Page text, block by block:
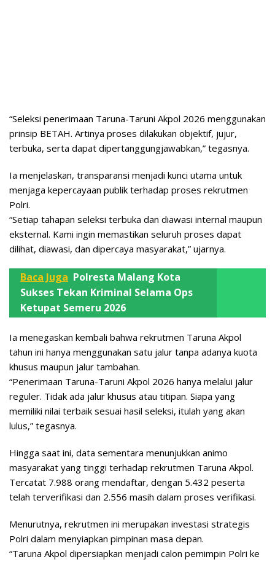
“Seleksi penerimaan Taruna-Taruni Akpol 2026 menggunakan
prinsip BETAH. Artinya proses dilakukan objektif, jujur,
terbuka, serta dapat dipertanggungjawabkan,” tegasnya.
Ia menjelaskan, transparansi menjadi kunci utama untuk
menjaga kepercayaan publik terhadap proses rekrutmen
Polri.
“Setiap tahapan seleksi terbuka dan diawasi internal maupun
eksternal. Kami ingin memastikan seluruh proses dapat
dilihat, diawasi, dan dipercaya masyarakat,” ujarnya.
Baca Juga Polresta Malang Kota
Sukses Tekan Kriminal Selama Ops
Ketupat Semeru 2026
Ia menegaskan kembali bahwa rekrutmen Taruna Akpol
tahun ini hanya menggunakan satu jalur tanpa adanya kuota
khusus maupun jalur tambahan.
“Penerimaan Taruna-Taruni Akpol 2026 hanya melalui jalur
reguler. Tidak ada jalur khusus atau titipan. Siapa yang
memiliki nilai terbaik sesuai hasil seleksi, itulah yang akan
lulus,” tegasnya.
Hingga saat ini, data sementara menunjukkan animo
masyarakat yang tinggi terhadap rekrutmen Taruna Akpol.
Tercatat 7.988 orang mendaftar, dengan 5.432 peserta
telah terverifikasi dan 2.556 masih dalam proses verifikasi.
Menurutnya, rekrutmen ini merupakan investasi strategis
Polri dalam menyiapkan pimpinan masa depan.
“Taruna Akpol dipersiapkan menjadi calon pemimpin Polri ke